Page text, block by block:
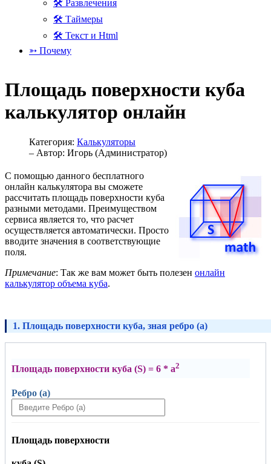
🛠 Развлечения
🛠 Таймеры
🛠 Текст и Html
➳ Почему
Площадь поверхности куба
калькулятор онлайн
Категория: Калькуляторы
– Автор: Игорь (Администратор)
С помощью данного бесплатного
онлайн калькулятора вы сможете
рассчитать площадь поверхности куба
разными методами. Преимуществом
сервиса является то, что расчет
осуществляется автоматически. Просто
вводите значения в соответствующие
поля.
Примечание: Так же вам может быть полезен онлайн
калькулятор объема куба.
1. Площадь поверхности куба, зная ребро (a)
Площадь поверхности куба (S) = 6 * a2
Ребро (a)
Площадь поверхности